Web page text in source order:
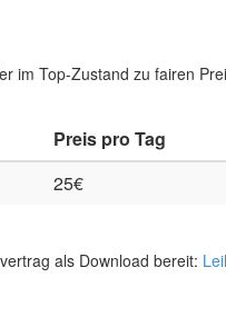
im Top-Zustand zu fairen
Preis pro Tag
25€
als Download bereit: